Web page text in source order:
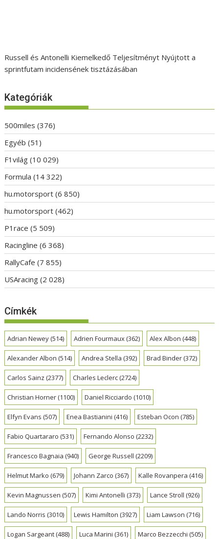
Russell és Antonelli Kiemelkedő Teljesítményt Nyújtott a
sprintfutam incidensének tisztázásában
Kategóriák
500miles (376)
Egyéb (51)
F1világ (10 029)
Formula (14 322)
hu.motorsport (6 850)
hu.motorsport (462)
P1race (5 509)
Racingline (6 368)
RallyCafe (7 855)
USAracing (2 028)
Címkék
Adrian Newey(514) Adrien Fourmaux(362) Alex Albon (448)
Alexander Albon (514) Andrea Stella (392) Brad Binder(372)
Carlos Sainz (2377) Charles Leclerc(2724)
Christian Horner(1100) Daniel Ricciardo (1010)
Elfyn Evans (507) Enea Bastianini (416) Esteban Ocon (785)
Fabio Quartararo (531) Fernando Alonso (2232)
Francesco Bagnaia (940) George Russell (2209)
Helmut Marko (679) Johann Zarco (367) Kalle Rovanpera (416)
Kevin Magnussen (507) Kimi Antonelli (373) Lance Stroll (926)
Lando Norris (3010) Lewis Hamilton (3927) Liam Lawson (716)
Logan Sargeant(488) Luca Marini (361) Marco Bezzecchi (505)